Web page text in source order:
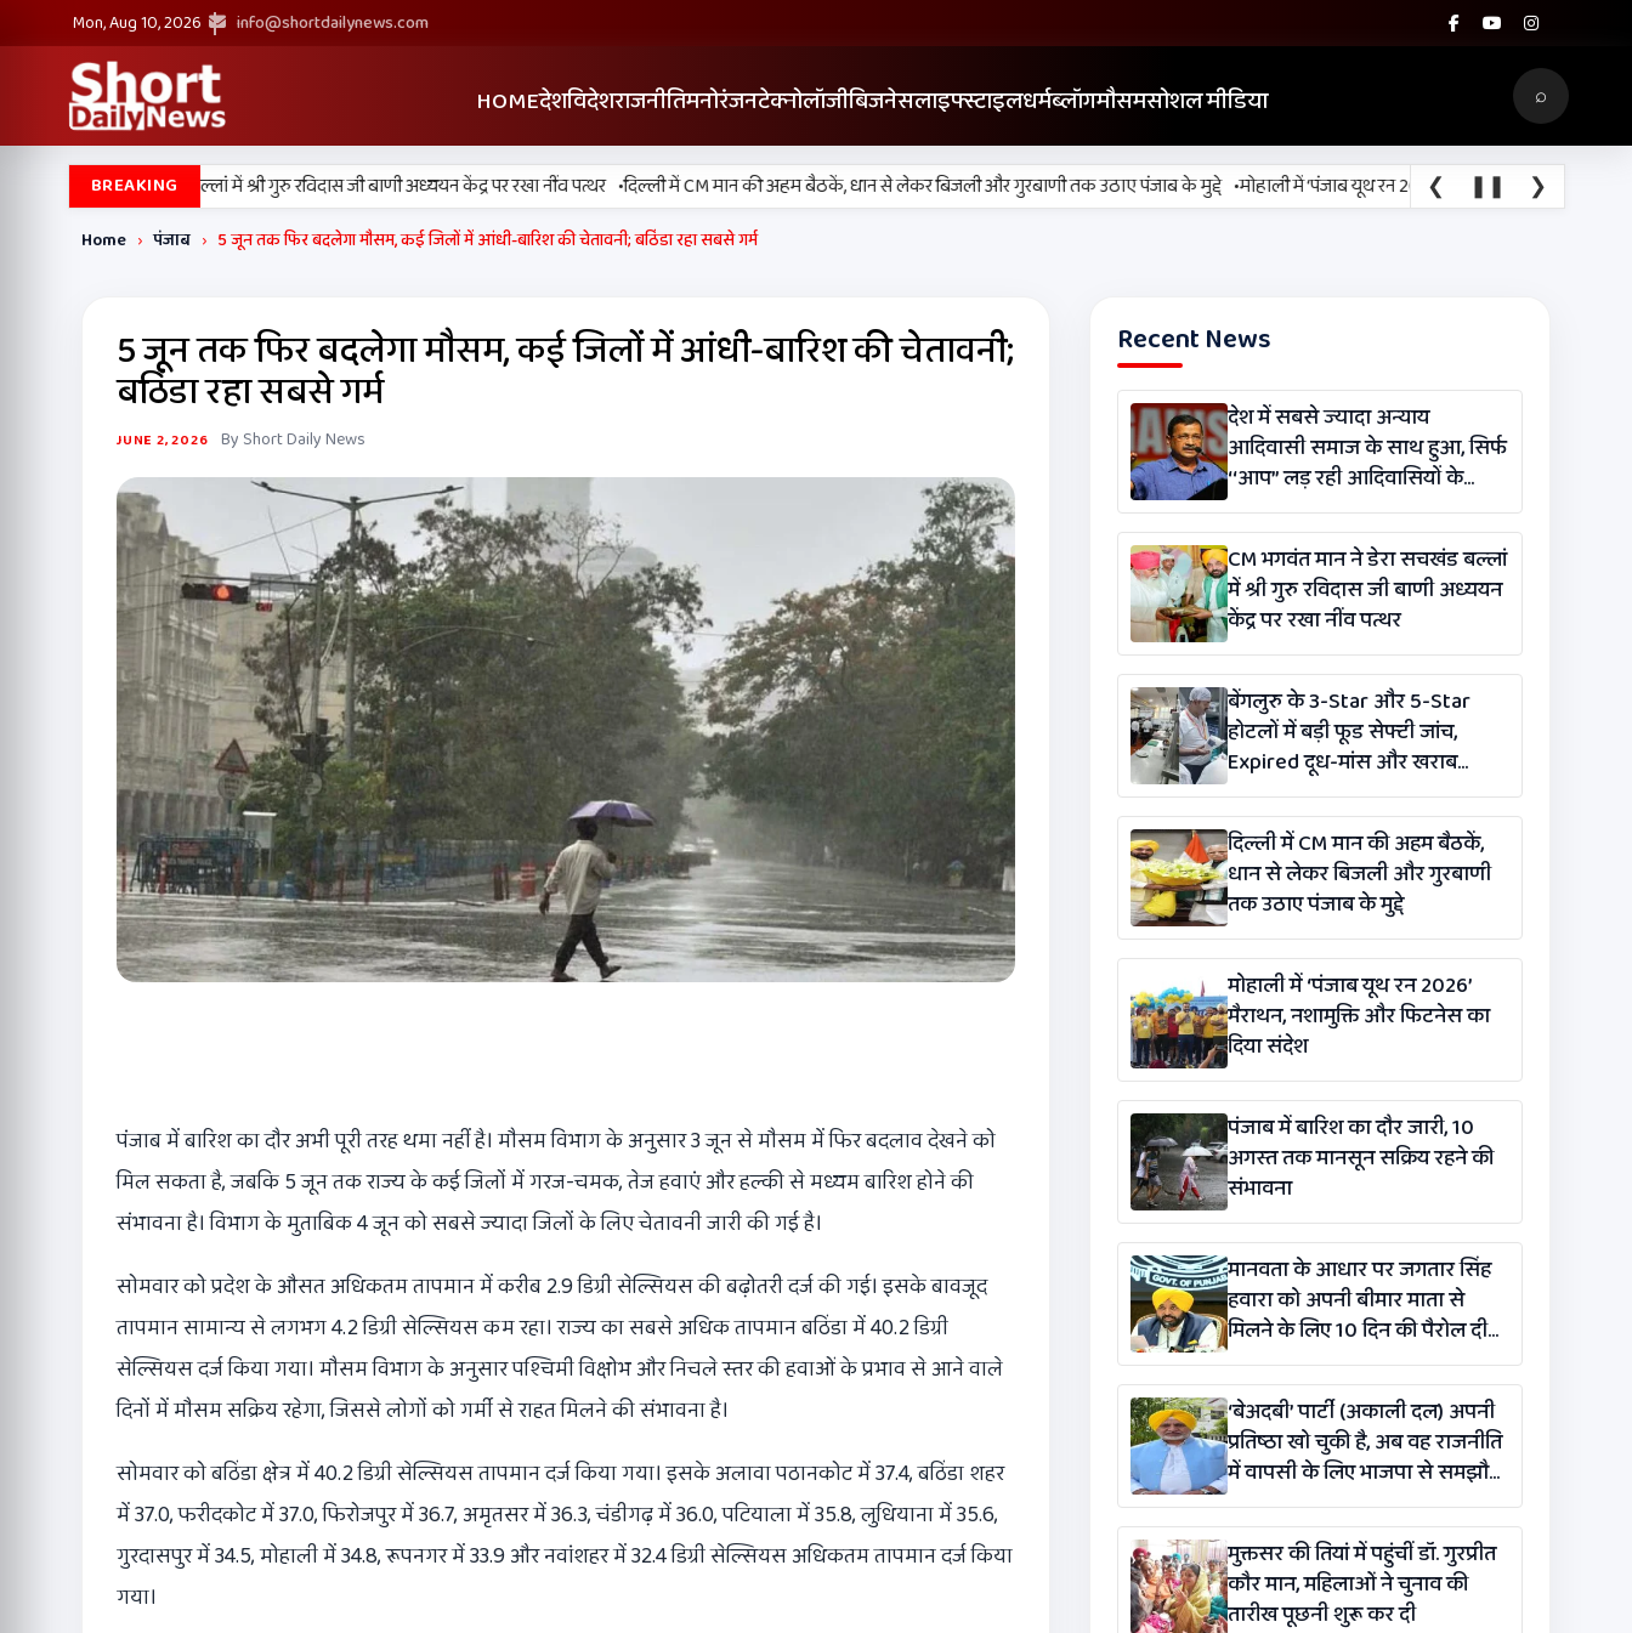
Mon, Aug 10, 2026 info@shortdailynews.com
HOMEदेशविदेशराजनीतिमनोरंजनटेक्नोलॉजीबिजनेसलाइफ्स्टाइलधर्मब्लॉगमौसमसोशल मीडिया ⌕
BREAKING
मान ने डेरा सचखंड बल्लां में श्री गुरु रविदास जी बाणी अध्ययन केंद्र पर रखा नींव पत्थर •दिल्ली में CM मान की अहम बैठकें, धान से लेकर बिजली और गुरबाणी तक उठाए पंजाब के मुद्दे •मोहाली में ‘पंजाब यूथ रन 2026’ मैराथन, नशामुक्ति और फिटनेस का
❮ ❚❚ ❯
Home › पंजाब › 5 जून तक फिर बदलेगा मौसम, कई जिलों में आंधी-बारिश की चेतावनी; बठिंडा रहा सबसे गर्म
5 जून तक फिर बदलेगा मौसम, कई जिलों में आंधी-बारिश की चेतावनी;
बठिंडा रहा सबसे गर्म
JUNE 2, 2026 By Short Daily News
पंजाब में बारिश का दौर अभी पूरी तरह थमा नहीं है। मौसम विभाग के अनुसार 3 जून से मौसम में फिर बदलाव देखने को
मिल सकता है, जबकि 5 जून तक राज्य के कई जिलों में गरज-चमक, तेज हवाएं और हल्की से मध्यम बारिश होने की
संभावना है। विभाग के मुताबिक 4 जून को सबसे ज्यादा जिलों के लिए चेतावनी जारी की गई है।
सोमवार को प्रदेश के औसत अधिकतम तापमान में करीब 2.9 डिग्री सेल्सियस की बढ़ोतरी दर्ज की गई। इसके बावजूद
तापमान सामान्य से लगभग 4.2 डिग्री सेल्सियस कम रहा। राज्य का सबसे अधिक तापमान बठिंडा में 40.2 डिग्री
सेल्सियस दर्ज किया गया। मौसम विभाग के अनुसार पश्चिमी विक्षोभ और निचले स्तर की हवाओं के प्रभाव से आने वाले
दिनों में मौसम सक्रिय रहेगा, जिससे लोगों को गर्मी से राहत मिलने की संभावना है।
सोमवार को बठिंडा क्षेत्र में 40.2 डिग्री सेल्सियस तापमान दर्ज किया गया। इसके अलावा पठानकोट में 37.4, बठिंडा शहर
में 37.0, फरीदकोट में 37.0, फिरोजपुर में 36.7, अमृतसर में 36.3, चंडीगढ़ में 36.0, पटियाला में 35.8, लुधियाना में 35.6,
गुरदासपुर में 34.5, मोहाली में 34.8, रूपनगर में 33.9 और नवांशहर में 32.4 डिग्री सेल्सियस अधिकतम तापमान दर्ज किया
गया।
Recent News
देश में सबसे ज्यादा अन्याय
आदिवासी समाज के साथ हुआ, सिर्फ
‘‘आप’’ लड़ रही आदिवासियों के
अधिकारों की लड़ाई- केजरीवाल
CM भगवंत मान ने डेरा सचखंड बल्लां
में श्री गुरु रविदास जी बाणी अध्ययन
केंद्र पर रखा नींव पत्थर
बेंगलुरु के 3-Star और 5-Star
होटलों में बड़ी फूड सेफ्टी जांच,
Expired दूध-मांस और खराब
सब्जियां मिलने से मचा हड़कंप
दिल्ली में CM मान की अहम बैठकें,
धान से लेकर बिजली और गुरबाणी
तक उठाए पंजाब के मुद्दे
मोहाली में ‘पंजाब यूथ रन 2026’
मैराथन, नशामुक्ति और फिटनेस का
दिया संदेश
पंजाब में बारिश का दौर जारी, 10
अगस्त तक मानसून सक्रिय रहने की
संभावना
मानवता के आधार पर जगतार सिंह
हवारा को अपनी बीमार माता से
मिलने के लिए 10 दिन की पैरोल दी
जानी चाहिए- CM भगवंत सिंह मान
‘बेअदबी’ पार्टी (अकाली दल) अपनी
प्रतिष्ठा खो चुकी है, अब वह राजनीति
में वापसी के लिए भाजपा से समझौता
करने की कोशिश कर रही है: बलतेज
पन्नू
मुक्तसर की तियां में पहुंचीं डॉ. गुरप्रीत
कौर मान, महिलाओं ने चुनाव की
तारीख पूछनी शुरू कर दी